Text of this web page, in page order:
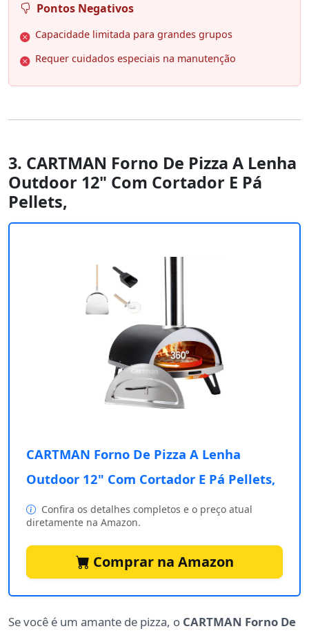
Pontos Negativos
Capacidade limitada para grandes grupos
Requer cuidados especiais na manutenção
3. CARTMAN Forno De Pizza A Lenha
Outdoor 12" Com Cortador E Pá
Pellets,
CARTMAN Forno De Pizza A Lenha
Outdoor 12" Com Cortador E Pá Pellets,
Confira os detalhes completos e o preço atual
diretamente na Amazon.
Comprar na Amazon
Se você é um amante de pizza, o CARTMAN Forno De